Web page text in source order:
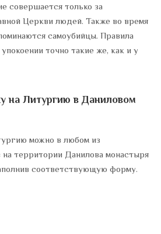
совершается только за
Церкви людей. Также во время
самоубийцы. Правила
точно такие же, как и у
на Литургию в Даниловом
можно в любом из
территории Данилова монастыря
соответствующую форму.